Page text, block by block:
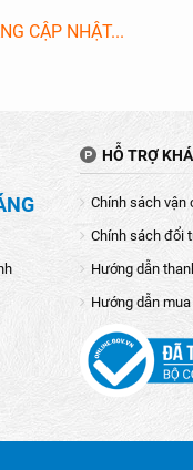
CẬP NHẬT...
HỖ TRỢ
Chính sách vận
Chính sách đổi
Hướng dẫn
Hướng dẫn